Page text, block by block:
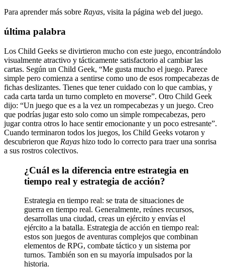
Para aprender más sobre Rayas, visita la página web del juego.
última palabra
Los Child Geeks se divirtieron mucho con este juego, encontrándolo
visualmente atractivo y tácticamente satisfactorio al cambiar las
cartas. Según un Child Geek, “Me gusta mucho el juego. Parece
simple pero comienza a sentirse como uno de esos rompecabezas de
fichas deslizantes. Tienes que tener cuidado con lo que cambias, y
cada carta tarda un turno completo en moverse”. Otro Child Geek
dijo: “Un juego que es a la vez un rompecabezas y un juego. Creo
que podrías jugar esto solo como un simple rompecabezas, pero
jugar contra otros lo hace sentir emocionante y un poco estresante”.
Cuando terminaron todos los juegos, los Child Geeks votaron y
descubrieron que Rayas hizo todo lo correcto para traer una sonrisa
a sus rostros colectivos.
¿Cuál es la diferencia entre estrategia en
tiempo real y estrategia de acción?
Estrategia en tiempo real: se trata de situaciones de
guerra en tiempo real. Generalmente, reúnes recursos,
desarrollas una ciudad, creas un ejército y envías el
ejército a la batalla. Estrategia de acción en tiempo real:
estos son juegos de aventuras complejos que combinan
elementos de RPG, combate táctico y un sistema por
turnos. También son en su mayoría impulsados ​​​​por la
historia.